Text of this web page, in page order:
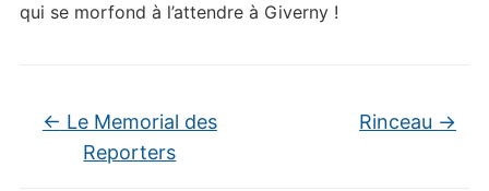
qui se morfond à l’attendre à Giverny !
← Le Memorial des
Reporters
Rinceau →